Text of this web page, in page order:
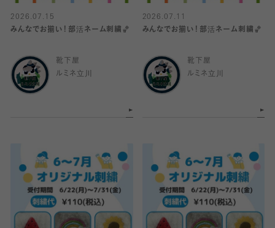
2026.07.15
みんなでお揃い！部活ネーム刺繍🏀
靴下屋
ルミネ立川
2026.07.11
みんなでお揃い！部活ネーム刺繍🏀
靴下屋
ルミネ立川